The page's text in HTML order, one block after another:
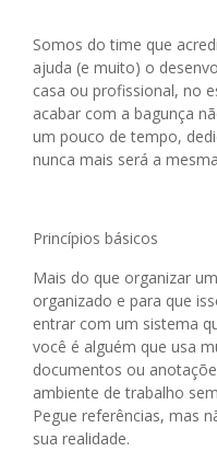
Somos do time que
ajuda (e muito) o
casa ou profissional, no
acabar com a bagunça
um pouco de tempo,
nunca mais será a
Princípios básicos
Mais do que organizar
organizado e para que
entrar com um sistema
você é alguém que usa
documentos ou
ambiente de trabalho
Pegue referências, mas
sua realidade.